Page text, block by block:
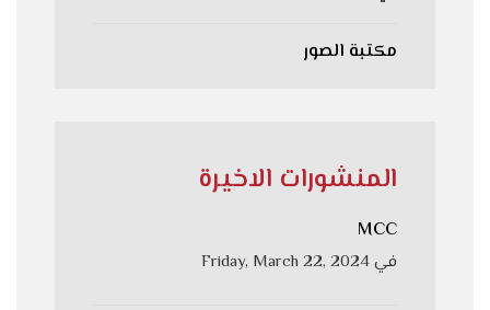
مكتبة الصور
المنشورات الاخيرة
MCC
فيFriday, March 22, 2024